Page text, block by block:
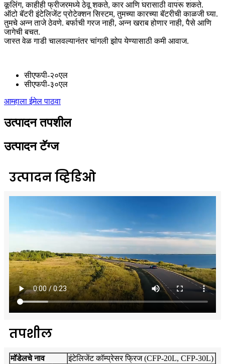
कूलिंग, काहीही फ्रीजरमध्ये ठेवू शकते, कार आणि घरासाठी वापरू शकते.
ऑटो बॅटरी इंटेलिजेंट प्रोटेक्शन सिस्टम, तुमच्या कारच्या बॅटरीची काळजी घ्या.
तुमचे अन्न ताजे ठेवणे. बर्फाची गरज नाही, अन्न खराब होणार नाही, पैसे आणि
जागेची बचत.
जास्त वेळ गाडी चालवल्यानंतर चांगली झोप येण्यासाठी कमी आवाज.
सीएफपी-२०एल
सीएफपी-३०एल
आम्हाला ईमेल पाठवा
उत्पादन तपशील
उत्पादन टॅग्ज
उत्पादन व्हिडिओ
तपशील
मॉडेलचे नाव
इंटेलिजेंट कॉम्प्रेसर फ्रिज (CFP-20L, CFP-30L)